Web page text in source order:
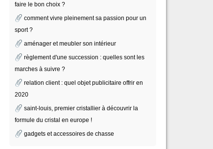
faire le bon choix ?
comment vivre pleinement sa passion pour un
sport ?
aménager et meubler son intérieur
règlement d'une succession : quelles sont les
marches à suivre ?
relation client : quel objet publicitaire offrir en
2020
saint-louis, premier cristallier à découvrir la
formule du cristal en europe !
gadgets et accessoires de chasse